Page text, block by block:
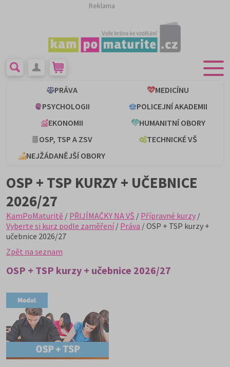
Reklama
PRÁVA
MEDICÍNU
PSYCHOLOGII
POLICEJNÍ AKADEMII
EKONOMII
HUMANITNÍ OBORY
OSP, TSP A ZSV
TECHNICKÉ VŠ
NEJŽÁDANĚJŠÍ OBORY
OSP + TSP KURZY + UČEBNICE
2026/27
KamPoMaturitě / PŘIJÍMAČKY NA VŠ / Přípravné kurzy /
Vyberte si kurz podle zaměření/ Práva / OSP + TSP kurzy +
učebnice 2026/27
Zpět na seznam
OSP + TSP kurzy + učebnice 2026/27